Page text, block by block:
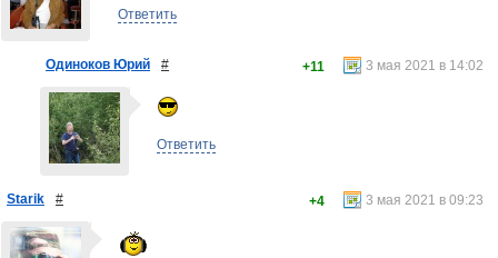
Ответить
Одиноков Юрий # 3 мая 2021 в 14:02
+11
Ответить
Starik # 3 мая 2021 в 09:23
+4